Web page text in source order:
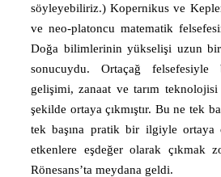
söyleyebiliriz.) Kopernikus ve
ve neo-platoncu matematik
Doğa bilimlerinin yükselişi uzun
sonucuydu. Ortaçağ felsefesiyle
gelişimi, zanaat ve tarım
şekilde ortaya çıkmıştır. Bu ne tek
tek başına pratik bir ilgiyle ortaya
etkenlere eşdeğer olarak çıkmak
Rönesans’ta meydana geldi.